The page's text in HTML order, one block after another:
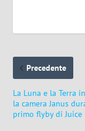
Precedente
La Luna e la Terra
la camera Janus
primo flyby di Juice